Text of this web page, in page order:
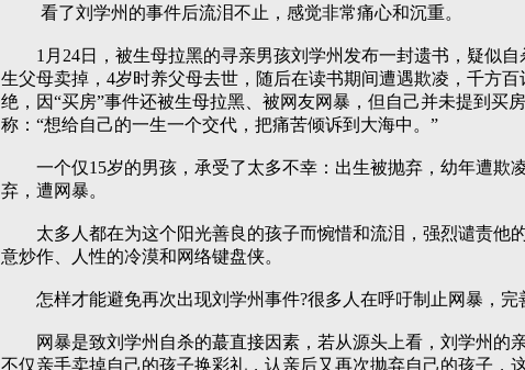
看了刘学州的事件后流泪不止，感觉非常痛心和沉重。
1月24日，被生母拉黑的寻亲男孩刘学州发布一封遗书，疑似自
生父母卖掉，4岁时养父母去世，随后在读书期间遭遇欺凌，千方
绝，因“买房”事件还被生母拉黑、被网友网暴，但自己并未提到买
称：“想给自己的一生一个交代，把痛苦倾诉到大海中。”
一个仅15岁的男孩，承受了太多不幸：出生被抛弃，幼年遭欺
弃，遭网暴。
太多人都在为这个阳光善良的孩子而惋惜和流泪，强烈谴责他
意炒作、人性的冷漠和网络键盘侠。
怎样才能避免再次出现刘学州事件?很多人在呼吁制止网暴，完
网暴是致刘学州自杀的蕞直接因素，若从源头上看，刘学州的亲
不仅亲手卖掉自己的孩子换彩礼，认亲后又再次抛弃自己的孩子，